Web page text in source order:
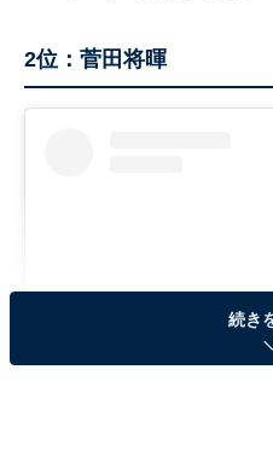
2位：菅田将暉
続き